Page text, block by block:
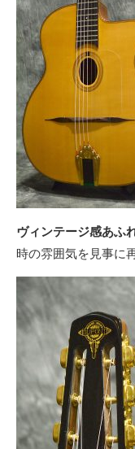
ヴィンテージ感あふ
時の雰囲気を見事に